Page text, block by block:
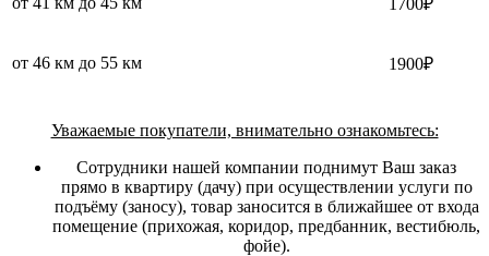
от 46 км до 55 км 1900₽
Уважаемые покупатели, внимательно ознакомьтесь:
Сотрудники нашей компании поднимут Ваш заказ
прямо в квартиру (дачу) при осуществлении услуги по
подъёму (заносу), товар заносится в ближайшее от входа
помещение (прихожая, коридор, предбанник, вестибюль,
фойе).